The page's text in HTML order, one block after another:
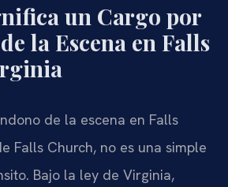
un Cargo por
la Escena en Falls
de la escena en Falls
Falls Church, no es una simple
Bajo la ley de Virginia,